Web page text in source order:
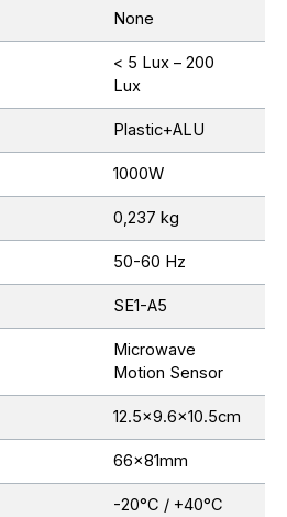
None
< 5 Lux – 200
Lux
Plastic+ALU
1000W
0,237 kg
50-60 Hz
SE1-A5
Microwave
Motion Sensor
12.5×9.6×10.5cm
66x81mm
-20°C / +40°C